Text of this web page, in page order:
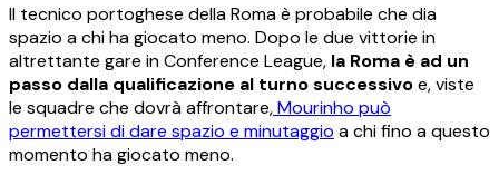
Il tecnico portoghese della Roma è probabile che dia
spazio a chi ha giocato meno. Dopo le due vittorie in
altrettante gare in Conference League, la Roma è ad un
passo dalla qualificazione al turno successivoe, viste
le squadre che dovrà affrontare,Mourinho può
permettersi di dare spazio e minutaggio a chi fino a questo
momento ha giocato meno.